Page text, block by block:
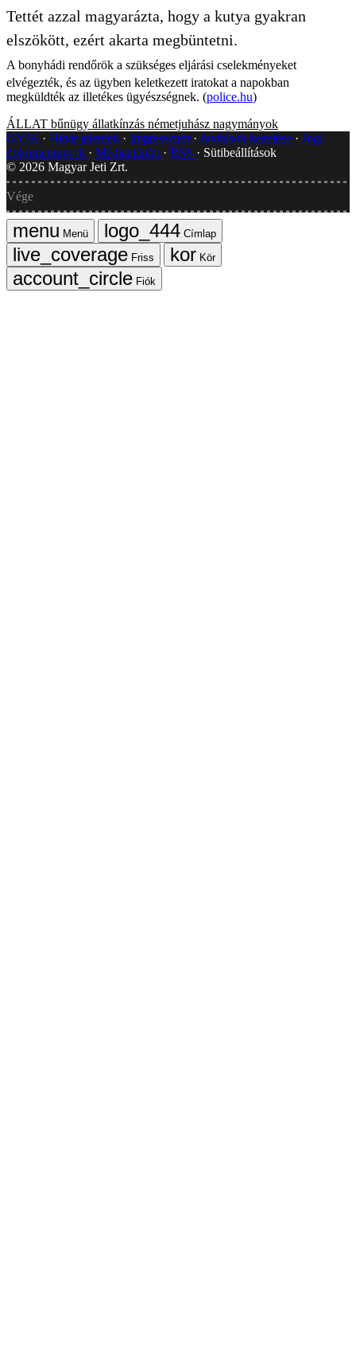
Tettét azzal magyarázta, hogy a kutya gyakran
elszökött, ezért akarta megbüntetni.
A bonyhádi rendőrök a szükséges eljárási cselekményeket
elvégezték, és az ügyben keletkezett iratokat a napokban
megküldték az illetékes ügyészségnek. (police.hu)
ÁLLAT bűnügy állatkínzás németjuhász nagymányok
GYIK
Hibát jelentek Impresszum Javítások kezelése
Jogi
dokumentumok
Médiaajánlat RSS
Sütibeállítások
© 2026 Magyar Jeti Zrt.
Vége
Menü
Címlap
Friss
Kör
Fiók